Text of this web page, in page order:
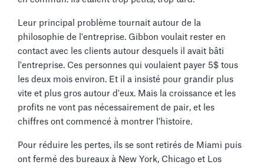
Leur principal problème tournait autour de la
philosophie de l'entreprise. Gibbon voulait rester en
contact avec les clients autour desquels il avait bâti
l'entreprise. Ces personnes qui voulaient payer 5$ tous
les deux mois environ. Et il a insisté pour grandir plus
vite et plus gros autour d'eux. Mais la croissance et les
profits ne vont pas nécessairement de pair, et les
chiffres ont commencé à montrer l'histoire.
Pour réduire les pertes, ils se sont retirés de Miami puis
ont fermé des bureaux à New York, Chicago et Los